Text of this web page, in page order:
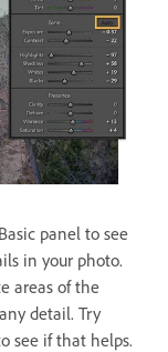
panel to see
in your photo.
areas of the
detail. Try
see if that helps.